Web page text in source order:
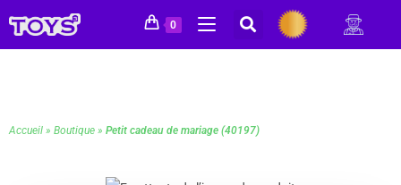
0
Accueil » Boutique » Petit cadeau de mariage (40197)